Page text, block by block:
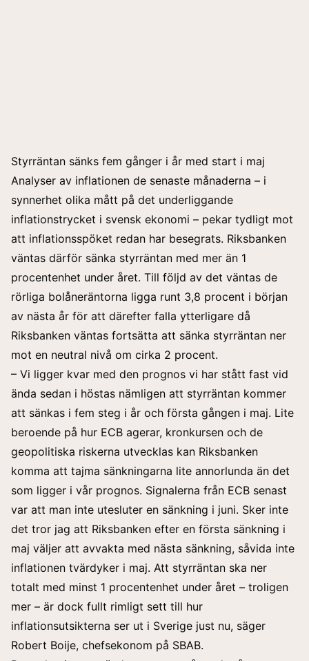
Styrräntan sänks fem gånger i år med start i maj
Analyser av inflationen de senaste månaderna – i
synnerhet olika mått på det underliggande
inflationstrycket i svensk ekonomi – pekar tydligt mot
att inflationsspöket redan har besegrats. Riksbanken
väntas därför sänka styrräntan med mer än 1
procentenhet under året. Till följd av det väntas de
rörliga bolåneräntorna ligga runt 3,8 procent i början
av nästa år för att därefter falla ytterligare då
Riksbanken väntas fortsätta att sänka styrräntan ner
mot en neutral nivå om cirka 2 procent.
– Vi ligger kvar med den prognos vi har stått fast vid
ända sedan i höstas nämligen att styrräntan kommer
att sänkas i fem steg i år och första gången i maj. Lite
beroende på hur ECB agerar, kronkursen och de
geopolitiska riskerna utvecklas kan Riksbanken
komma att tajma sänkningarna lite annorlunda än det
som ligger i vår prognos. Signalerna från ECB senast
var att man inte utesluter en sänkning i juni. Sker inte
det tror jag att Riksbanken efter en första sänkning i
maj väljer att avvakta med nästa sänkning, såvida inte
inflationen tvärdyker i maj. Att styrräntan ska ner
totalt med minst 1 procentenhet under året – troligen
mer – är dock fullt rimligt sett till hur
inflationsutsikterna ser ut i Sverige just nu, säger
Robert Boije, chefsekonom på SBAB.